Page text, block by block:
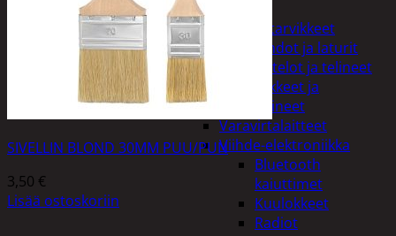
Puhelintarvikkeet
Johdot ja laturit
Kotelot ja telineet
Tv-tarvikkeet ja
seinätelineet
Varavirtalaitteet
Viihde-elektroniikka
Bluetooth
kaiuttimet
Kuulokkeet
Radiot
SIVELLIN BLOND 30MM PUU/PUN
3,50 €
Lisää ostoskoriin